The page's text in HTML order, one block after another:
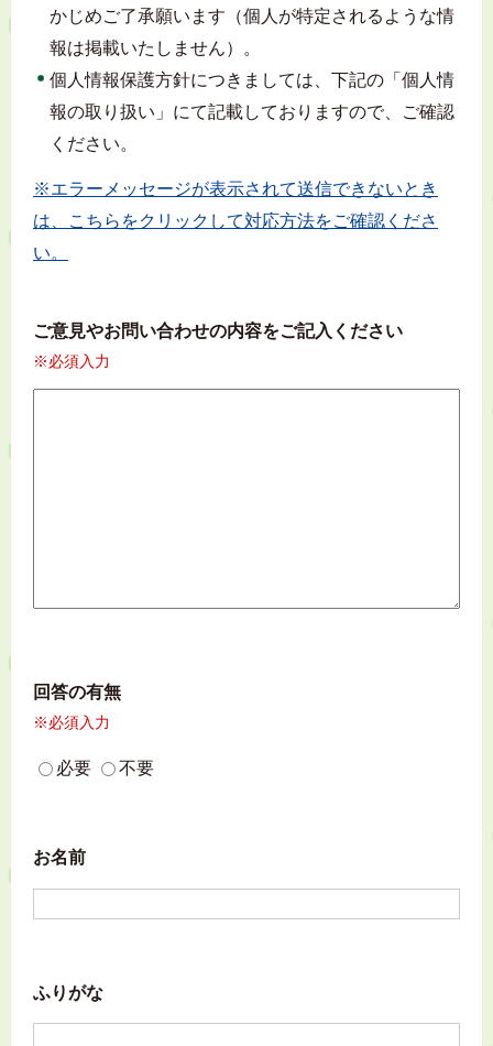
かじめご了承願います（個人が特定されるような情
報は掲載いたしません）。
個人情報保護方針につきましては、下記の「個人情
報の取り扱い」にて記載しておりますので、ご確認
ください。
※エラーメッセージが表示されて送信できないとき
は、こちらをクリックして対応方法をご確認くださ
い。
ご意見やお問い合わせの内容をご記入ください
※必須入力
回答の有無
※必須入力
必要 不要
お名前
ふりがな